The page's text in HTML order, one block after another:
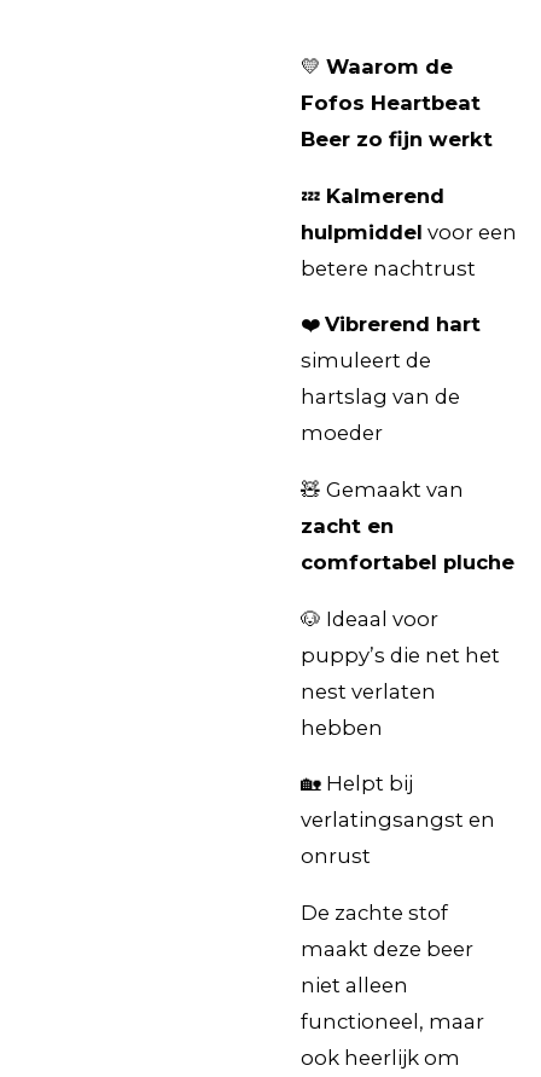
💛 Waarom de
Fofos Heartbeat
Beer zo fijn werkt
💤 Kalmerend
hulpmiddel voor een
betere nachtrust
❤️ Vibrerend hart
simuleert de
hartslag van de
moeder
🧸 Gemaakt van
zacht en
comfortabel pluche
🐶 Ideaal voor
puppy’s die net het
nest verlaten
hebben
🏡 Helpt bij
verlatingsangst en
onrust
De zachte stof
maakt deze beer
niet alleen
functioneel, maar
ook heerlijk om